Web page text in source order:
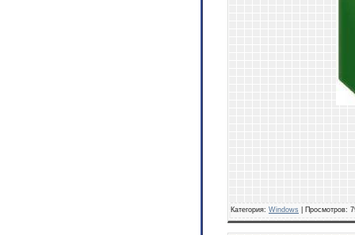
Категория: Windows | Просмотров: